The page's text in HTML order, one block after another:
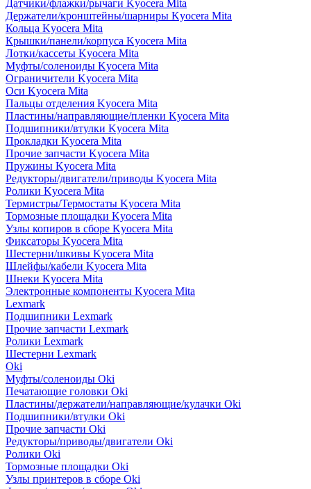
Датчики/флажки/рычаги Kyocera Mita
Держатели/кронштейны/шарниры Kyocera Mita
Кольца Kyocera Mita
Крышки/панели/корпуса Kyocera Mita
Лотки/кассеты Kyocera Mita
Муфты/соленоиды Kyocera Mita
Ограничители Kyocera Mita
Оси Kyocera Mita
Пальцы отделения Kyocera Mita
Пластины/направляющие/пленки Kyocera Mita
Подшипники/втулки Kyocera Mita
Прокладки Kyocera Mita
Прочие запчасти Kyocera Mita
Пружины Kyocera Mita
Редукторы/двигатели/приводы Kyocera Mita
Ролики Kyocera Mita
Термистры/Термостаты Kyocera Mita
Тормозные площадки Kyocera Mita
Узлы копиров в сборе Kyocera Mita
Фиксаторы Kyocera Mita
Шестерни/шкивы Kyocera Mita
Шлейфы/кабели Kyocera Mita
Шнеки Kyocera Mita
Электронные компоненты Kyocera Mita
Lexmark
Подшипники Lexmark
Прочие запчасти Lexmark
Ролики Lexmark
Шестерни Lexmark
Oki
Муфты/соленоиды Oki
Печатающие головки Oki
Пластины/держатели/направляющие/кулачки Oki
Подшипники/втулки Oki
Прочие запчасти Oki
Редукторы/приводы/двигатели Oki
Ролики Oki
Тормозные площадки Oki
Узлы принтеров в сборе Oki